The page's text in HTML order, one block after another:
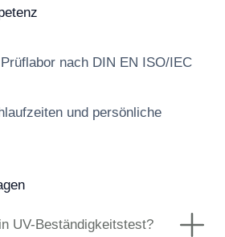
nach DIN EN ISO/IEC
und persönliche
UV-Beständigkeitstest?